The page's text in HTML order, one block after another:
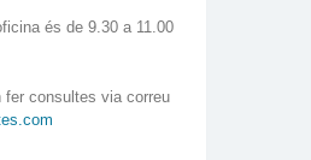
és de 9.30 a 11.00
fer consultes via correu